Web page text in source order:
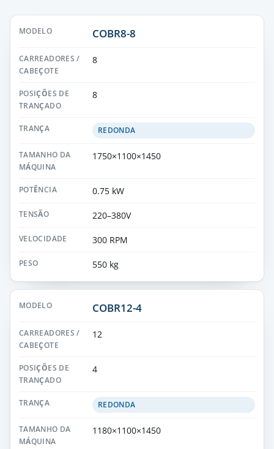
COBR8-8
8
8
REDONDA
1750×1100×1450
0.75 kW
220–380V
300 RPM
550 kg
COBR12-4
12
4
REDONDA
1180×1100×1450